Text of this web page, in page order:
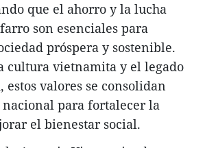
que el ahorro y la lucha
son esenciales para
próspera y sostenible.
cultura vietnamita y el legado
estos valores se consolidan
para fortalecer la
el bienestar social.